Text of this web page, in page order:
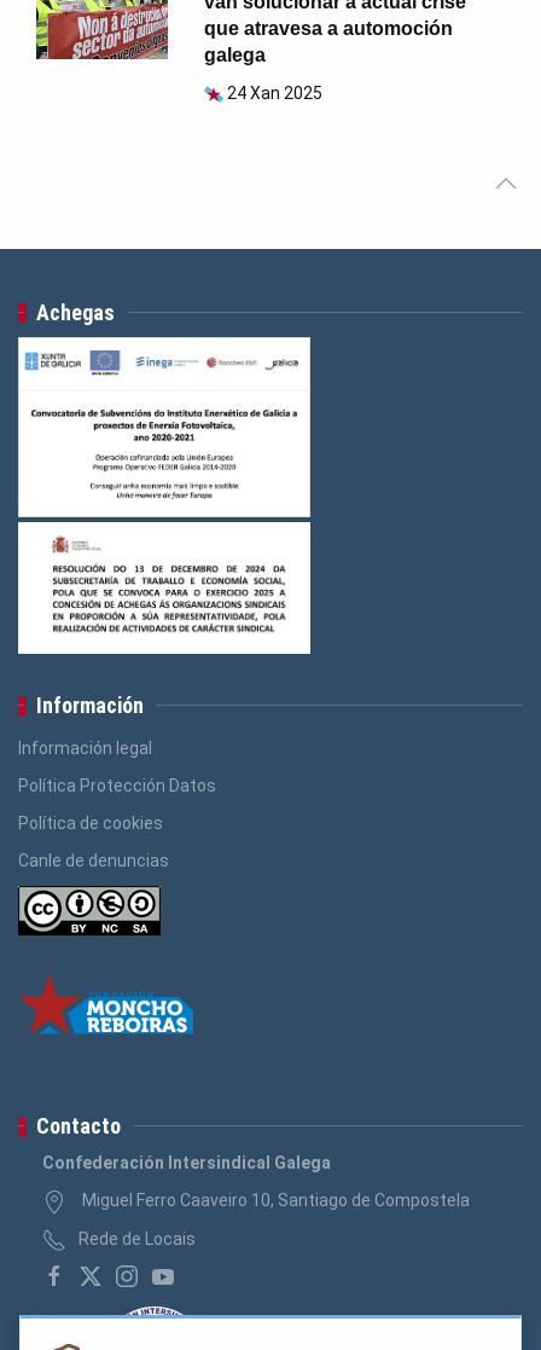
que atravesa a automoción
galega
24 Xan 2025
Achegas
Información
Información legal
Política Protección Datos
Política de cookies
Canle de denuncias
Contacto
Confederación Intersindical Galega
Miguel Ferro Caaveiro 10, Santiago de Compostela
Rede de Locais